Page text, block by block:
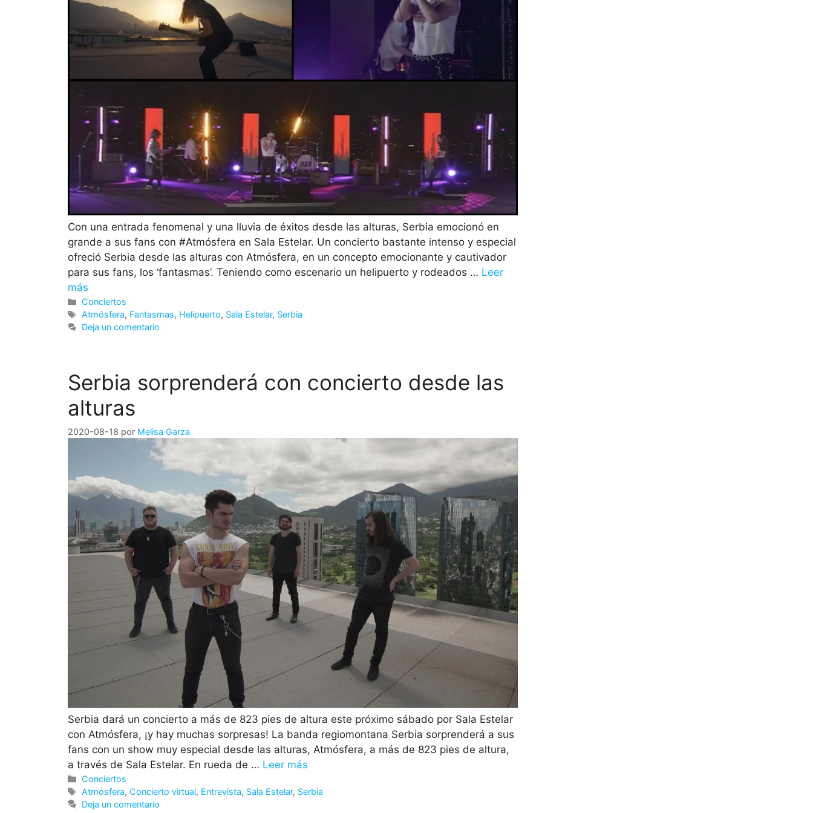
Con una entrada fenomenal y una lluvia de éxitos desde las alturas, Serbia emocionó en
grande a sus fans con #Atmósfera en Sala Estelar. Un concierto bastante intenso y especial
ofreció Serbia desde las alturas con Atmósfera, en un concepto emocionante y cautivador
para sus fans, los ‘fantasmas’. Teniendo como escenario un helipuerto y rodeados … Leer
más
Categorías
Conciertos
Etiquetas
Atmósfera, Fantasmas, Helipuerto, Sala Estelar, Serbia
Deja un comentario
Serbia sorprenderá con concierto desde las
alturas
2020-08-18 por Melisa Garza
Serbia dará un concierto a más de 823 pies de altura este próximo sábado por Sala Estelar
con Atmósfera, ¡y hay muchas sorpresas! La banda regiomontana Serbia sorprenderá a sus
fans con un show muy especial desde las alturas, Atmósfera, a más de 823 pies de altura,
a través de Sala Estelar. En rueda de … Leer más
Categorías
Conciertos
Etiquetas
Atmósfera, Concierto virtual, Entrevista, Sala Estelar, Serbia
Deja un comentario